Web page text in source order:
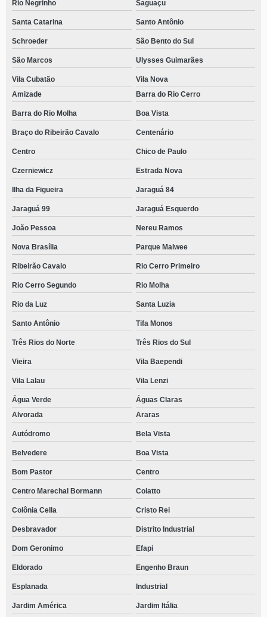
Rio Negrinho Saguaçu
Santa Catarina Santo Antônio
Schroeder São Bento do Sul
São Marcos Ulysses Guimarães
Vila Cubatão
Vila Nova
Amizade
Barra do Rio Cerro
Barra do Rio Molha Boa Vista
Braço do Ribeirão Cavalo Centenário
Centro Chico de Paulo
Czerniewicz Estrada Nova
Ilha da Figueira Jaraguá 84
Jaraguá 99 Jaraguá Esquerdo
João Pessoa Nereu Ramos
Nova Brasília Parque Malwee
Ribeirão Cavalo Rio Cerro Primeiro
Rio Cerro Segundo Rio Molha
Rio da Luz Santa Luzia
Santo Antônio Tifa Monos
Três Rios do Norte Três Rios do Sul
Vieira Vila Baependi
Vila Lalau Vila Lenzi
Água Verde
Águas Claras
Alvorada
Araras
Autódromo Bela Vista
Belvedere Boa Vista
Bom Pastor Centro
Centro Marechal Bormann Colatto
Colônia Cella Cristo Rei
Desbravador Distrito Industrial
Dom Geronimo Efapi
Eldorado Engenho Braun
Esplanada Industrial
Jardim América Jardim Itália